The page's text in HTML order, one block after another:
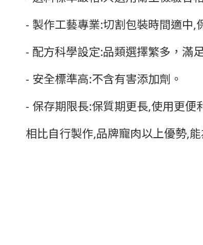
- 製作工藝專業:切割包裝時間適中,
- 配方科學設定:品類選擇繁多，滿
- 安全標準高:不含有害添加劑。
- 保存期限長:保質期更長,使用更便
相比自行製作,品牌寵肉以上優勢,